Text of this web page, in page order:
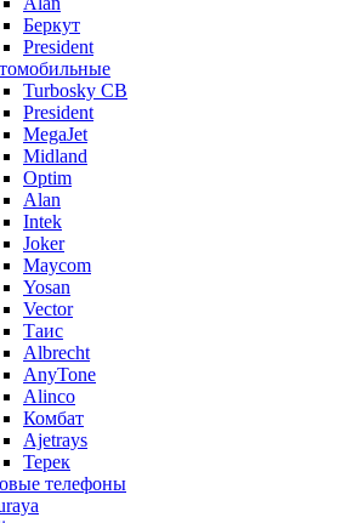
Беркут
President
Turbosky CB
President
MegaJet
Midland
Optim
Alan
Intek
Joker
Maycom
Yosan
Vector
Таис
Albrecht
AnyTone
Alinco
Комбат
Ajetrays
Терек
телефоны